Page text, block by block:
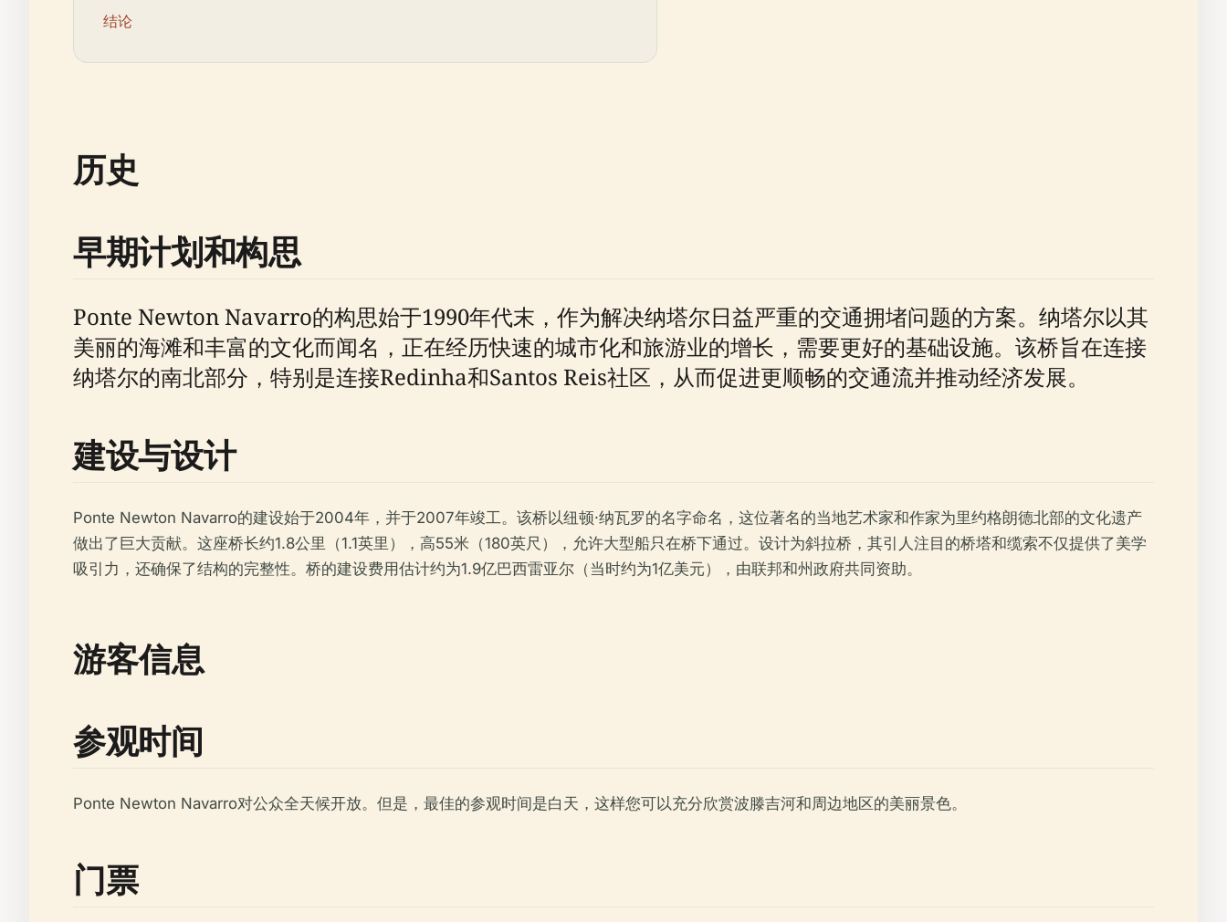
结论
历史
早期计划和构思
Ponte Newton Navarro的构思始于1990年代末，作为解决纳塔尔日益严重的交通拥堵问题的方案。纳塔尔以其
美丽的海滩和丰富的文化而闻名，正在经历快速的城市化和旅游业的增长，需要更好的基础设施。该桥旨在连接
纳塔尔的南北部分，特别是连接Redinha和Santos Reis社区，从而促进更顺畅的交通流并推动经济发展。
建设与设计
Ponte Newton Navarro的建设始于2004年，并于2007年竣工。该桥以纽顿·纳瓦罗的名字命名，这位著名的当地艺术家和作家为里约格朗德北部的文化遗产
做出了巨大贡献。这座桥长约1.8公里（1.1英里），高55米（180英尺），允许大型船只在桥下通过。设计为斜拉桥，其引人注目的桥塔和缆索不仅提供了美学
吸引力，还确保了结构的完整性。桥的建设费用估计约为1.9亿巴西雷亚尔（当时约为1亿美元），由联邦和州政府共同资助。
游客信息
参观时间
Ponte Newton Navarro对公众全天候开放。但是，最佳的参观时间是白天，这样您可以充分欣赏波滕吉河和周边地区的美丽景色。
门票